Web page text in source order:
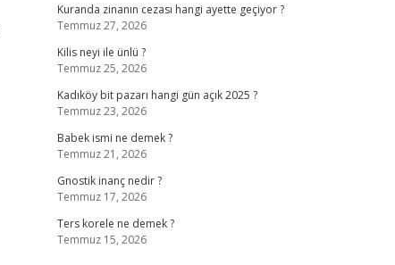
Kuranda zinanın cezası hangi ayette geçiyor ?
Temmuz 27, 2026
Kilis neyi ile ünlü ?
Temmuz 25, 2026
Kadıköy bit pazarı hangi gün açık 2025 ?
Temmuz 23, 2026
Babek ismi ne demek ?
Temmuz 21, 2026
Gnostik inanç nedir ?
Temmuz 17, 2026
Ters korele ne demek ?
Temmuz 15, 2026